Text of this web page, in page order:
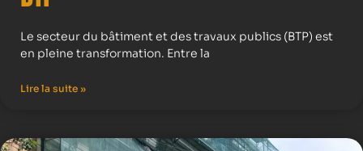
Le secteur du bâtiment et des travaux publics (BTP) est
en pleine transformation. Entre la
Lire la suite »